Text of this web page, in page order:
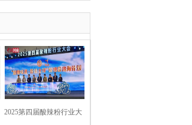
2025第四届酸辣粉行业大